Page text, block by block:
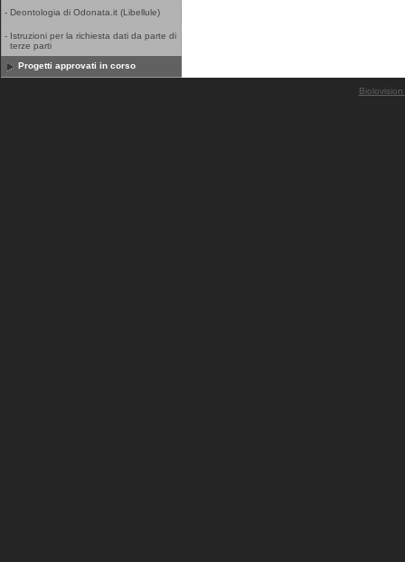
- Deontologia di Odonata.it (Libellule)
- Istruzioni per la richiesta dati da parte di
terze parti
Progetti approvati in corso
Biolovision